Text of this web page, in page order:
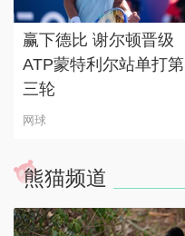
赢下德比 谢尔顿晋级
ATP蒙特利尔站单打第
三轮
网球
熊猫频道